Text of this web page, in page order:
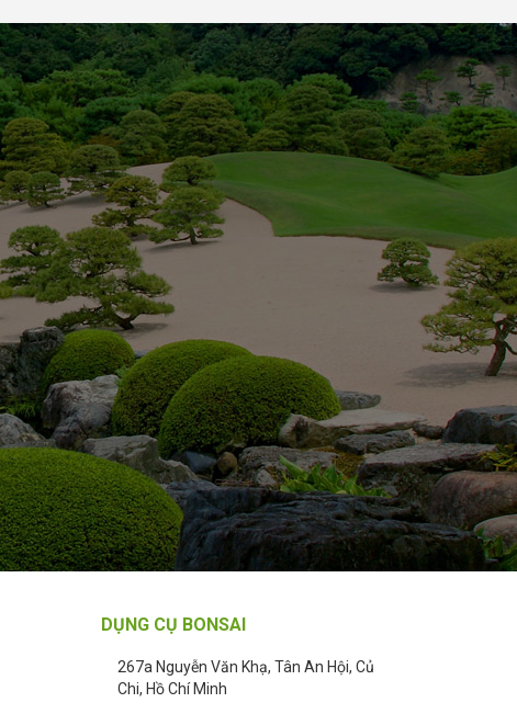
DỤNG CỤ BONSAI
267a Nguyễn Văn Khạ, Tân An Hội, Củ
Chi, Hồ Chí Minh